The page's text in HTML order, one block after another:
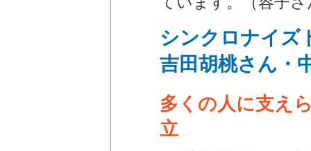
シンクロナイズ
吉田胡桃さん・
多くの人に支え
立